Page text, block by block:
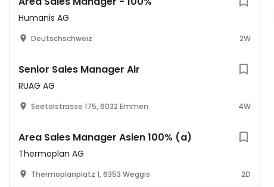
Humanis AG
Deutschschweiz 2W
Senior Sales Manager Air
RUAG AG
Seetalstrasse 175, 6032 Emmen 4W
Area Sales Manager Asien 100% (a)
Thermoplan AG
Thermoplanplatz 1, 6353 Weggis 2D